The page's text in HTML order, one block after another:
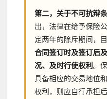
第二，关于不可抗辩
出，法律在给予保险
定两年的除斥期间，
合同签订时及签订后
况、及时行使权利 。
具备相应的交易地位
权利，则应自行承担